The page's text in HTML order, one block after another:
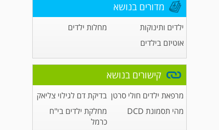
מדורים בנושא
ילדים ותינוקות
מחלות ילדים
אוטיזם בילדים
קישורים בנושא
מרפאת ילדים חולי סרטן בדיקת דם לגילוי צליאק
מהי תסמונת DCD
מחלקת ילדים בי"ח
כרמל